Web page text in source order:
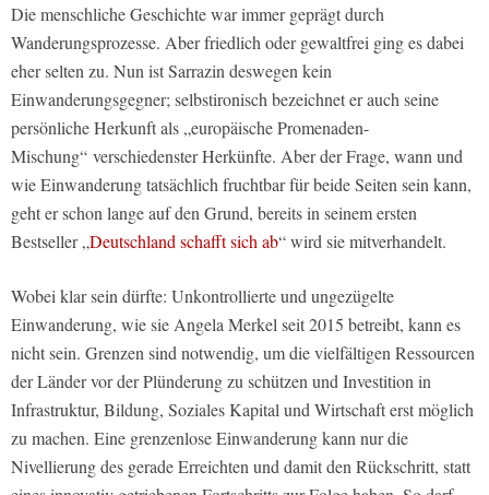
Die menschliche Geschichte war immer geprägt durch
Wanderungsprozesse. Aber friedlich oder gewaltfrei ging es dabei
eher selten zu. Nun ist Sarrazin deswegen kein
Einwanderungsgegner; selbstironisch bezeichnet er auch seine
persönliche Herkunft als „europäische Promenaden-
Mischung“ verschiedenster Herkünfte. Aber der Frage, wann und
wie Einwanderung tatsächlich fruchtbar für beide Seiten sein kann,
geht er schon lange auf den Grund, bereits in seinem ersten
Bestseller „Deutschland schafft sich ab“ wird sie mitverhandelt.
Wobei klar sein dürfte: Unkontrollierte und ungezügelte
Einwanderung, wie sie Angela Merkel seit 2015 betreibt, kann es
nicht sein. Grenzen sind notwendig, um die vielfältigen Ressourcen
der Länder vor der Plünderung zu schützen und Investition in
Infrastruktur, Bildung, Soziales Kapital und Wirtschaft erst möglich
zu machen. Eine grenzenlose Einwanderung kann nur die
Nivellierung des gerade Erreichten und damit den Rückschritt, statt